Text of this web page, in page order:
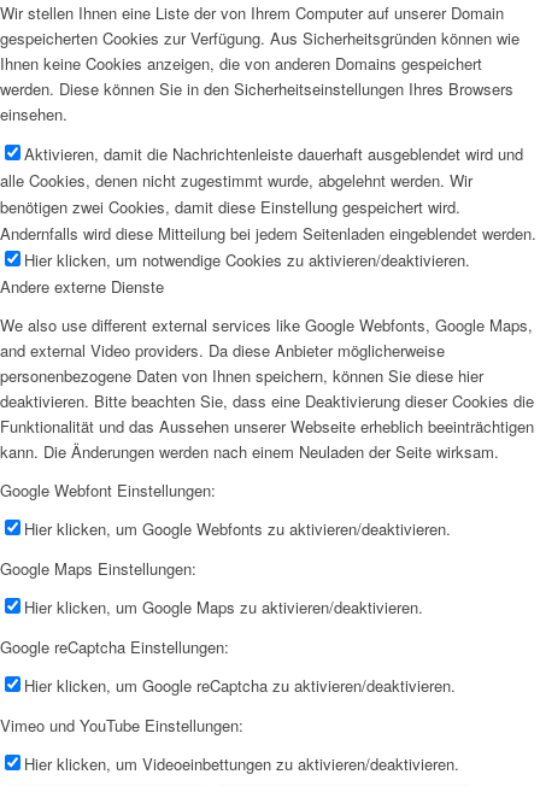
Wir stellen Ihnen eine Liste der von Ihrem Computer auf unserer Domain
gespeicherten Cookies zur Verfügung. Aus Sicherheitsgründen können wie
Ihnen keine Cookies anzeigen, die von anderen Domains gespeichert
werden. Diese können Sie in den Sicherheitseinstellungen Ihres Browsers
einsehen.
Aktivieren, damit die Nachrichtenleiste dauerhaft ausgeblendet wird und
alle Cookies, denen nicht zugestimmt wurde, abgelehnt werden. Wir
benötigen zwei Cookies, damit diese Einstellung gespeichert wird.
Andernfalls wird diese Mitteilung bei jedem Seitenladen eingeblendet werden.
Hier klicken, um notwendige Cookies zu aktivieren/deaktivieren.
Andere externe Dienste
We also use different external services like Google Webfonts, Google Maps,
and external Video providers. Da diese Anbieter möglicherweise
personenbezogene Daten von Ihnen speichern, können Sie diese hier
deaktivieren. Bitte beachten Sie, dass eine Deaktivierung dieser Cookies die
Funktionalität und das Aussehen unserer Webseite erheblich beeinträchtigen
kann. Die Änderungen werden nach einem Neuladen der Seite wirksam.
Google Webfont Einstellungen:
Hier klicken, um Google Webfonts zu aktivieren/deaktivieren.
Google Maps Einstellungen:
Hier klicken, um Google Maps zu aktivieren/deaktivieren.
Google reCaptcha Einstellungen:
Hier klicken, um Google reCaptcha zu aktivieren/deaktivieren.
Vimeo und YouTube Einstellungen:
Hier klicken, um Videoeinbettungen zu aktivieren/deaktivieren.